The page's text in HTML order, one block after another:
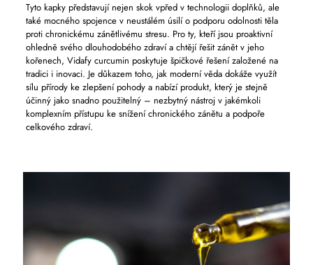
Tyto kapky představují nejen skok vpřed v technologii doplňků, ale
také mocného spojence v neustálém úsilí o podporu odolnosti těla
proti chronickému zánětlivému stresu. Pro ty, kteří jsou proaktivní
ohledně svého dlouhodobého zdraví a chtějí řešit zánět v jeho
kořenech, Vidafy curcumin poskytuje špičkové řešení založené na
tradici i inovaci. Je důkazem toho, jak moderní věda dokáže využít
sílu přírody ke zlepšení pohody a nabízí produkt, který je stejně
účinný jako snadno použitelný – nezbytný nástroj v jakémkoli
komplexním přístupu ke snížení chronického zánětu a podpoře
celkového zdraví.